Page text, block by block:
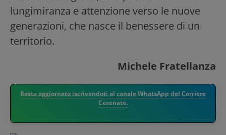
lungimiranza e attenzione verso le nuove
generazioni, che nasce il benessere di un
territorio.
Michele Fratellanza
Resta aggiornato iscrivendoti al canale WhatsApp del Corriere
Cesenate.